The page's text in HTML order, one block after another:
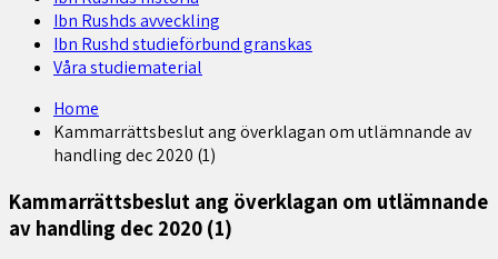
Ibn Rushds avveckling
Ibn Rushd studieförbund granskas​
Våra studiematerial
Home
Kammarrättsbeslut ang överklagan om utlämnande av
handling dec 2020 (1)
Kammarrättsbeslut ang överklagan om utlämnande
av handling dec 2020 (1)